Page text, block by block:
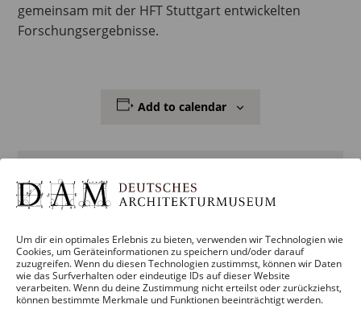
Um dir ein optimales Erlebnis zu bieten, verwenden wir Technologien wie
Cookies, um Geräteinformationen zu speichern und/oder darauf
zuzugreifen. Wenn du diesen Technologien zustimmst, können wir Daten
wie das Surfverhalten oder eindeutige IDs auf dieser Website
verarbeiten. Wenn du deine Zustimmung nicht erteilst oder zurückziehst,
können bestimmte Merkmale und Funktionen beeinträchtigt werden.
gemeinsam mit der HFT Stuttgart entwickelten
Forschungsergebnisse.
Add to calendar
DETAILS
Date:
28. May
Time: